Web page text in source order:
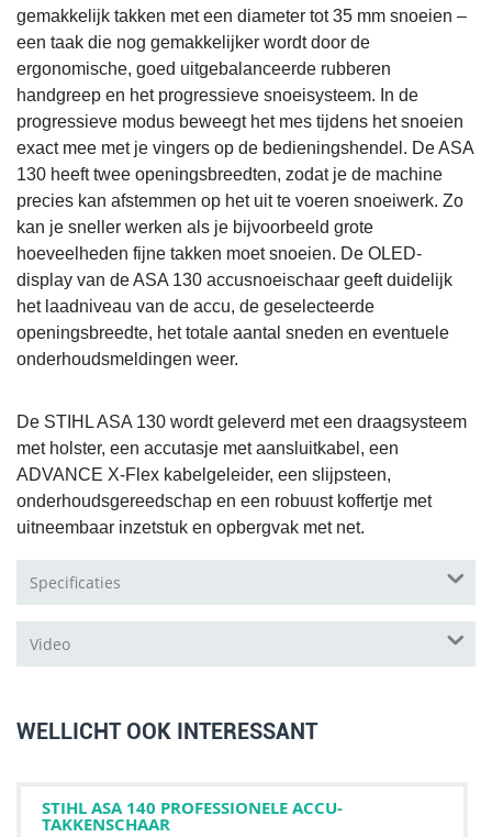
gemakkelijk takken met een diameter tot 35 mm snoeien –
een taak die nog gemakkelijker wordt door de
ergonomische, goed uitgebalanceerde rubberen
handgreep en het progressieve snoeisysteem. In de
progressieve modus beweegt het mes tijdens het snoeien
exact mee met je vingers op de bedieningshendel. De ASA
130 heeft twee openingsbreedten, zodat je de machine
precies kan afstemmen op het uit te voeren snoeiwerk. Zo
kan je sneller werken als je bijvoorbeeld grote
hoeveelheden fijne takken moet snoeien. De OLED-
display van de ASA 130 accusnoeischaar geeft duidelijk
het laadniveau van de accu, de geselecteerde
openingsbreedte, het totale aantal sneden en eventuele
onderhoudsmeldingen weer.
De STIHL ASA 130 wordt geleverd met een draagsysteem
met holster, een accutasje met aansluitkabel, een
ADVANCE X-Flex kabelgeleider, een slijpsteen,
onderhoudsgereedschap en een robuust koffertje met
uitneembaar inzetstuk en opbergvak met net.
Specificaties
Video
WELLICHT OOK INTERESSANT
STIHL ASA 140 PROFESSIONELE ACCU-
TAKKENSCHAAR